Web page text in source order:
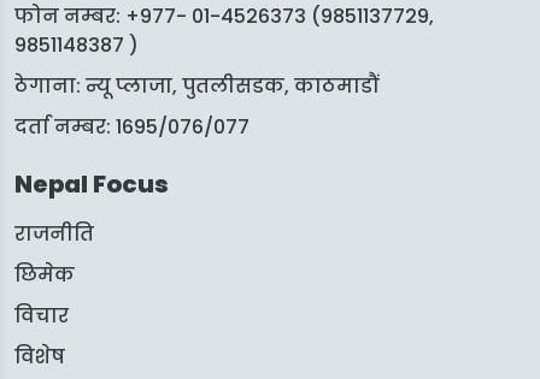
फोन नम्बर: +977- 01-4526373 (9851137729,
9851148387 )
ठेगाना: न्यू प्लाजा, पुतलीसडक, काठमाडौं
दर्ता नम्बर: 1695/076/077
Nepal Focus
राजनीति
छिमेक
विचार
विशेष